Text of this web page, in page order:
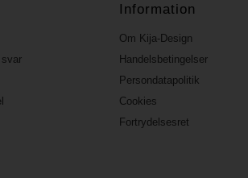
Information
Om Kija-Design
Handelsbetingelser
Persondatapolitik
Cookies
Fortrydelsesret